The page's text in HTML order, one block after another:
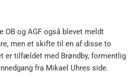
OB og AGF også blevet meldt
men et skifte til en af disse to
er tilfældet med Brøndby, formentlig
fra Mikael Uhres side.